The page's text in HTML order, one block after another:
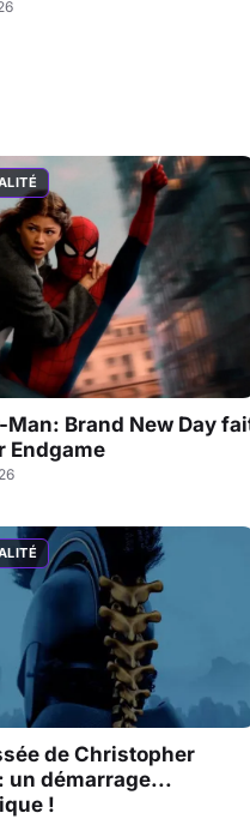
Man: Brand New Day
Endgame
de Christopher
un démarrage...
!